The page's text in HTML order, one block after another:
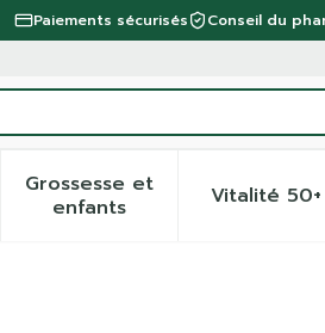
Paiements sécurisés Conseil du
catégorie Beauté, soins et
sous-menu pour la catégorie
Grossesse et
enfants
Afficher le sous-menu
Vitalité 50+